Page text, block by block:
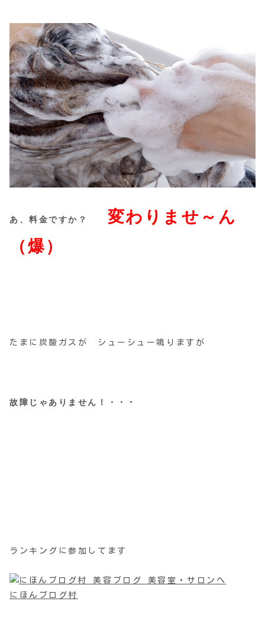
あ、料金ですか？ 変わりませ～ん
（爆）
たまに炭酸ガスが シューシュー鳴りますが
故障じゃありません！・・ ・
ランキングに参加してます
にほんブログ村